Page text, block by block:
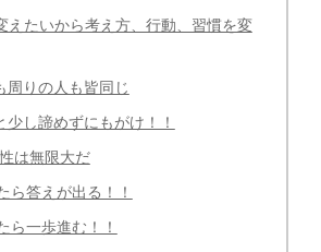
えたいから考え方、行動、習慣を変
周りの人も皆同じ
少し諦めずにもがけ！！
は無限大だ
ら答えが出る！！
ら一歩進む！！